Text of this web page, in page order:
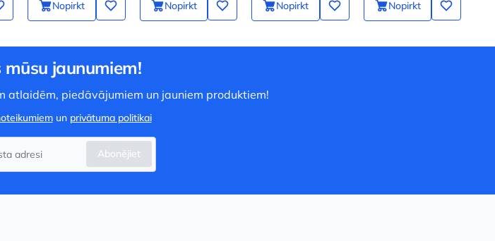
Nopirkt Nopirkt Nopirkt Nopirkt
mūsu jaunumiem!
atlaidēm, piedāvājumiem un jauniem produktiem!
un privātuma politikai
Abonējiet